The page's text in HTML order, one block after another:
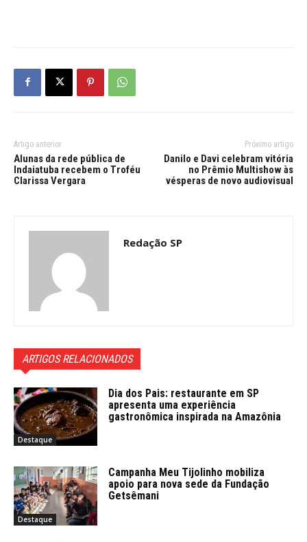
Artigo anterior
Alunas da rede pública de
Indaiatuba recebem o Troféu
Clarissa Vergara
Próximo artigo
Danilo e Davi celebram vitória
no Prêmio Multishow às
vésperas de novo audiovisual
Redação SP
ARTIGOS RELACIONADOS
Destaque
Dia dos Pais: restaurante em SP
apresenta uma experiência
gastronômica inspirada na Amazônia
Destaque
Campanha Meu Tijolinho mobiliza
apoio para nova sede da Fundação
Getsêmani